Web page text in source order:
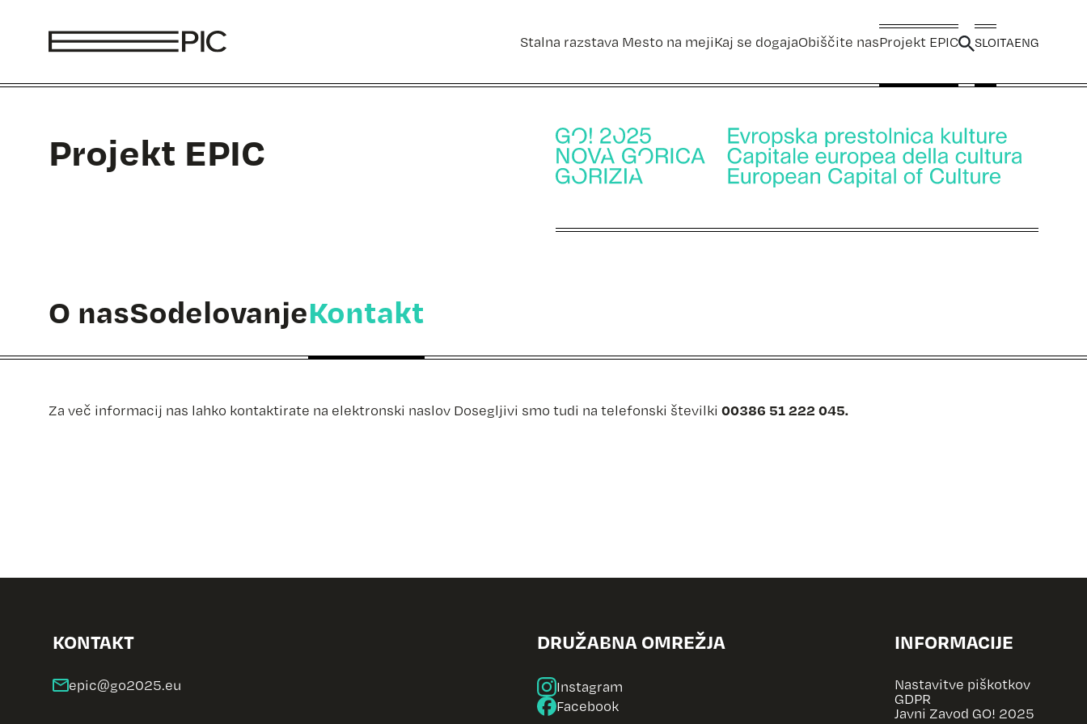
Stalna razstava Mesto na mejiKaj se dogajaObiščite nasProjekt EPIC SLOITAENG
Projekt EPIC
O nasSodelovanjeKontakt
Za več informacij nas lahko kontaktirate na elektronski naslov Dosegljivi smo tudi na telefonski številki 00386 51 222 045.
KONTAKT DRUŽABNA OMREŽJA
Instagram
Facebook
INFORMACIJE
Nastavitve piškotkov
GDPR
Javni Zavod GO! 2025